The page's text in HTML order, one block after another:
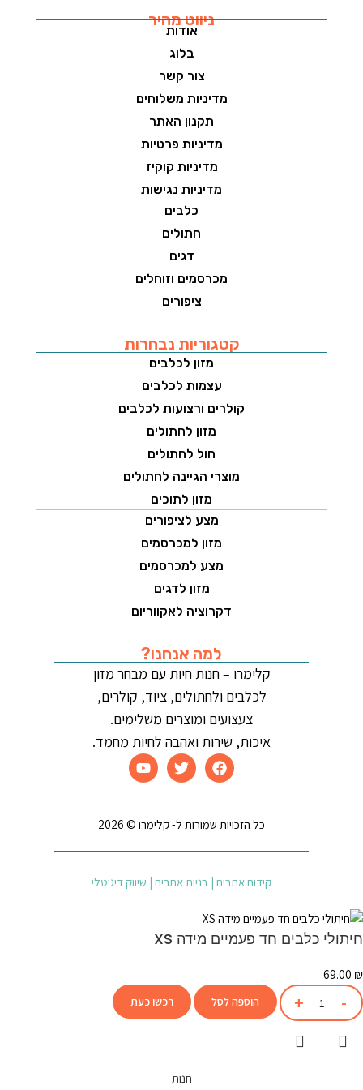
ניווט מהיר
אודות
בלוג
צור קשר
מדיניות משלוחים
תקנון האתר
מדיניות פרטיות
מדיניות קוקיז
מדיניות נגישות
כלבים
חתולים
דגים
מכרסמים וזוחלים
ציפורים
קטגוריות נבחרות
מזון לכלבים
עצמות לכלבים
קולרים ורצועות לכלבים
מזון לחתולים
חול לחתולים
מוצרי הגיינה לחתולים
מזון לתוכים
מצע לציפורים
מזון למכרסמים
מצע למכרסמים
מזון לדגים
דקרוציה לאקווריום
למה אנחנו?
קלימרו – חנות חיות עם מבחר מזון
לכלבים ולחתולים, ציוד, קולרים,
צעצועים ומוצרים משלימים.
איכות, שירות ואהבה לחיות מחמד.
כל הזכויות שמורות ל- קלימרו © 2026
קידום אתרים | בניית אתרים | שיווק דיגיטלי
חיתולי כלבים חד פעמיים מידה XS
69.00 ₪
הוספה לסל רכשו כעת
חנות